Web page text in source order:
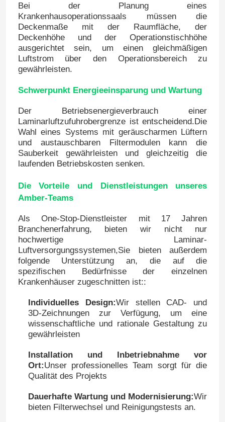
Medizinische Edelstahl-Wanne
Edelstahl-medizinisches Kabinett
Klimaanlageeinheit
Bei der Planung eines
Krankenhausoperationssaals müssen die
Deckenmaße mit der Raumfläche, der
Deckenhöhe und der Operationstischhöhe
ausgerichtet sein, um einen gleichmäßigen
Luftstrom über den Operationsbereich zu
gewährleisten.
Schwerpunkt Energieeinsparung und Wartung
Der Betriebsenergieverbrauch einer
Laminarluftzufuhrobergrenze ist entscheidend.Die
Wahl eines Systems mit geräuscharmen Lüftern
und austauschbaren Filtermodulen kann die
Sauberkeit gewährleisten und gleichzeitig die
laufenden Betriebskosten senken.
Die Vorteile und Dienstleistungen unseres
Amber-Teams
Als One-Stop-Dienstleister mit 17 Jahren
Branchenerfahrung, bieten wir nicht nur
hochwertige Laminar-
Luftversorgungssystemen,Sie bieten außerdem
folgende Unterstützung an, die auf die
spezifischen Bedürfnisse der einzelnen
Krankenhäuser zugeschnitten ist::
Individuelles Design:Wir stellen CAD- und
3D-Zeichnungen zur Verfügung, um eine
wissenschaftliche und rationale Gestaltung zu
gewährleisten
Installation und Inbetriebnahme vor
Ort:Unser professionelles Team sorgt für die
Qualität des Projekts
Dauerhafte Wartung und Modernisierung:Wir
bieten Filterwechsel und Reinigungstests an.